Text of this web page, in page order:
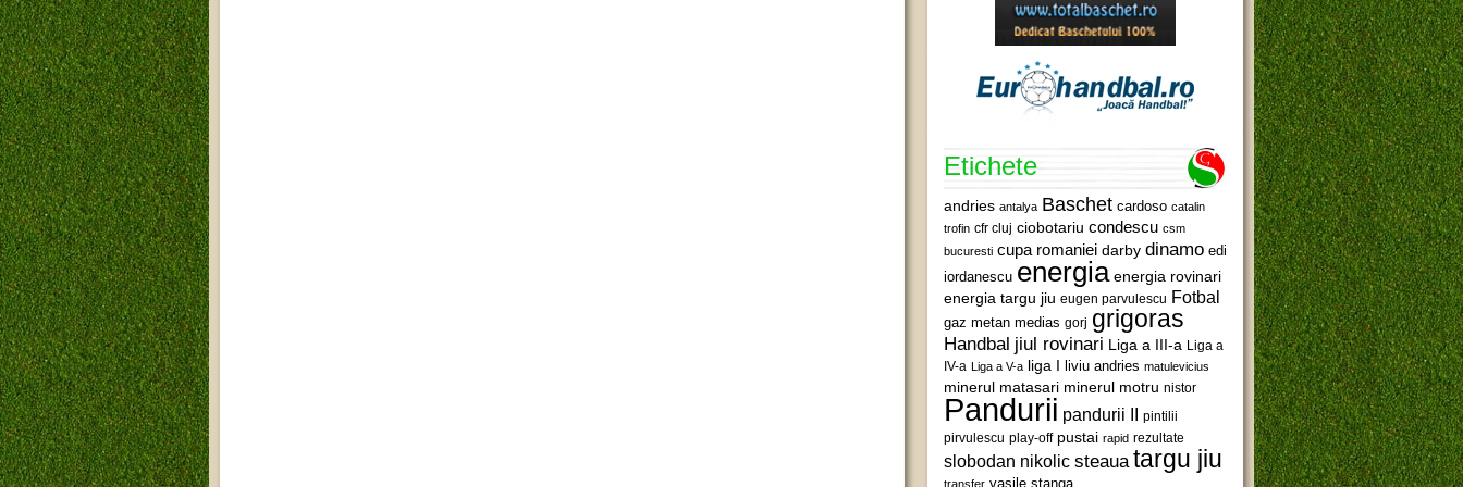
Etichete
andries antalya Baschet cardoso catalin
trofin cfr cluj ciobotariu condescu csm
bucuresti cupa romaniei darby dinamo edi
iordanescu energia energia rovinari
energia targu jiu eugen parvulescu Fotbal
gaz metan medias gorj grigoras
Handbal jiul rovinari Liga a III-a Liga a
IV-a Liga a V-a liga I liviu andries matulevicius
minerul matasari minerul motru nistor
Pandurii pandurii II pintilii
pirvulescu play-off pustai rapid rezultate
slobodan nikolic steaua targu jiu
transfer vasile stanga